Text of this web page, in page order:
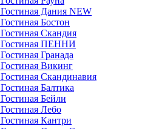
Гостиная Дания NEW
Гостиная Бостон
Гостиная Скандия
Гостиная ПЕННИ
Гостиная Гранада
Гостиная Викинг
Гостиная Скандинавия
Гостиная Балтика
Гостиная Бейли
Гостиная Лебо
Гостиная Кантри